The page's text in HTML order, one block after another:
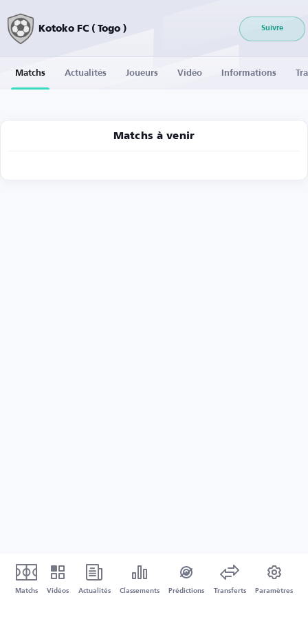
Kotoko FC ( Togo ) Suivre
Matchs Actualités Joueurs Vidéo Informations
Matchs à venir
Matchs Vidéos Actualités Classements Prédictions Transferts Paramètres